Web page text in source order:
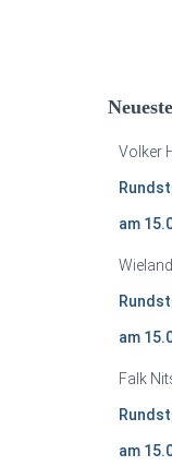
Volker
am
am
Falk
am